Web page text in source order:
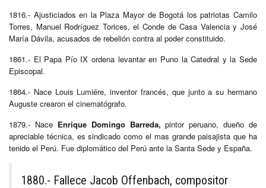
1816.- Ajusticiados en la Plaza Mayor de Bogotá los patriotas Camilo
Torres, Manuel Rodríguez Torices, el Conde de Casa Valencia y José
María Dávila, acusados de rebelión contra al poder constituido.
1861.- El Papa Pío IX ordena levantar en Puno la Catedral y la Sede
Episcopal.
1864.- Nace Louis Lumiére, inventor francés, que junto a su hermano
Auguste crearon el cinematógrafo.
1879.- Nace Enrique Domingo Barreda, pintor peruano, dueño de
apreciable técnica, es sindicado como el mas grande paisajista que ha
tenido el Perú. Fue diplomático del Perú ante la Santa Sede y España.
1880.- Fallece Jacob Offenbach, compositor